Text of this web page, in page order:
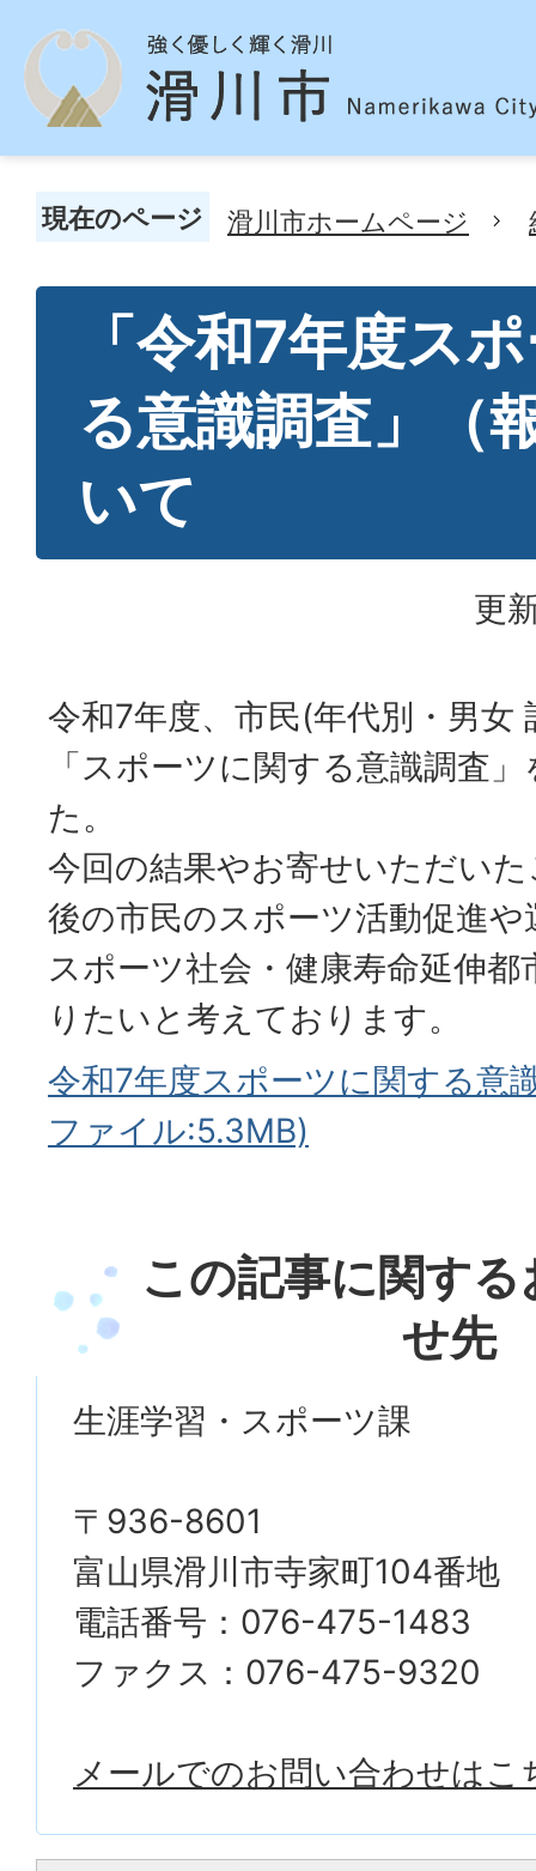
現在のページ 滑川市ホームページ
「令和7年度ス
る意識調査」（
いて
更
令和7年度、市民(年代別・男女
「スポーツに関する意識調査
た。
今回の結果やお寄せいただい
後の市民のスポーツ活動促進
スポーツ社会・健康寿命延伸
りたいと考えております。
令和7年度スポーツに関する意
ファイル:5.3MB)
この記事に関す
せ先
生涯学習・スポーツ課
〒936-8601
富山県滑川市寺家町104番地
電話番号：076-475-1483
ファクス：076-475-9320
メールでのお問い合わせはこ